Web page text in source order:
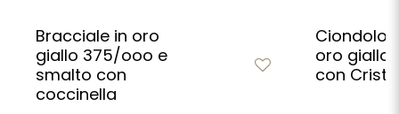
Bracciale in oro
giallo 375/ooo e
smalto con
coccinella
Ciondolo
oro giallo
con Cristo